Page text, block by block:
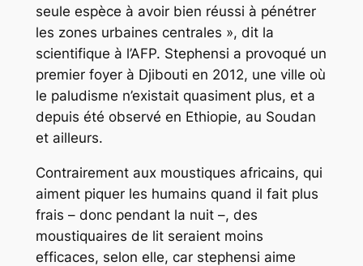
seule espèce à avoir bien réussi à pénétrer
les zones urbaines centrales », dit la
scientifique à l’AFP. Stephensi a provoqué un
premier foyer à Djibouti en 2012, une ville où
le paludisme n’existait quasiment plus, et a
depuis été observé en Ethiopie, au Soudan
et ailleurs.
Contrairement aux moustiques africains, qui
aiment piquer les humains quand il fait plus
frais – donc pendant la nuit –, des
moustiquaires de lit seraient moins
efficaces, selon elle, car stephensi aime